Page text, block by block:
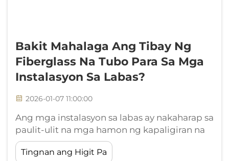
Bakit Mahalaga Ang Tibay Ng
Fiberglass Na Tubo Para Sa Mga
Instalasyon Sa Labas?
2026-01-07 11:00:00
Ang mga instalasyon sa labas ay nakaharap sa
paulit-ulit na mga hamon ng kapaligiran na
nangangailangan ng mga materyales na
kayang tumal withstand sa matinding
Tingnan ang Higit Pa